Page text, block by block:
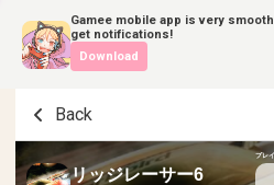
Gamee mobile app is very
get notifications!
Download
Back
リッジレーサー6
プレ